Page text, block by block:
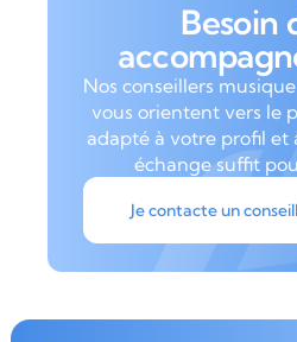
Besoin
Nos conseillers
vous orientent vers le
adapté à votre profil et
échange suffit
Je contacte un